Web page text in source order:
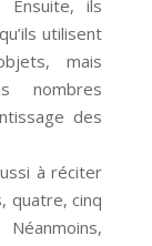
ils
utilisent
mais
nombres
des
à réciter
quatre, cinq